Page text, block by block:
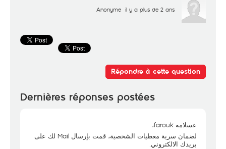
Anonyme il y a plus de 2 ans
Répondre à cette question
Dernières réponses postées
عسلامة farouk،
لضمان سرية معطيات الشخصية، قمت بإرسال Mail لك على
بريدك الالكتروني.